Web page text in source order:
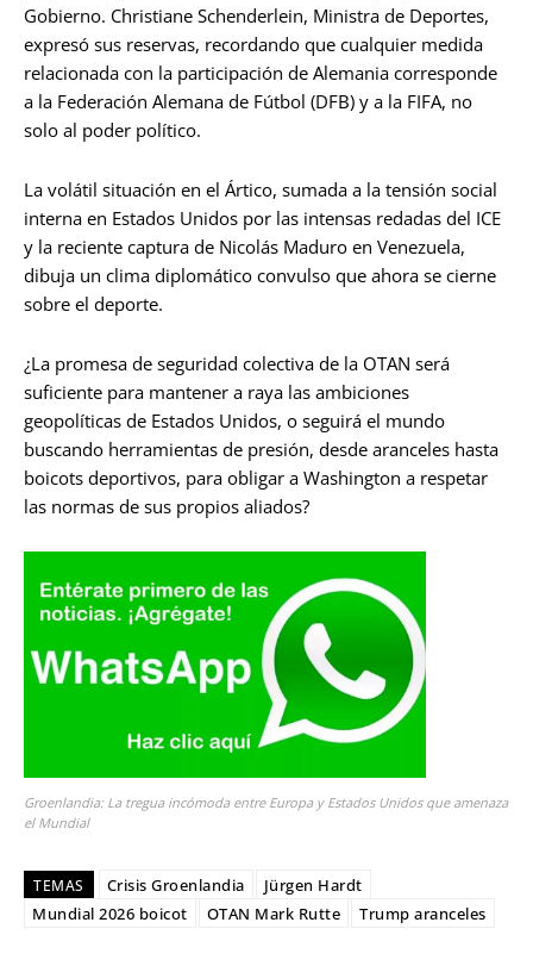
Gobierno. Christiane Schenderlein, Ministra de Deportes,
expresó sus reservas, recordando que cualquier medida
relacionada con la participación de Alemania corresponde
a la Federación Alemana de Fútbol (DFB) y a la FIFA, no
solo al poder político.
La volátil situación en el Ártico, sumada a la tensión social
interna en Estados Unidos por las intensas redadas del ICE
y la reciente captura de Nicolás Maduro en Venezuela,
dibuja un clima diplomático convulso que ahora se cierne
sobre el deporte.
¿La promesa de seguridad colectiva de la OTAN será
suficiente para mantener a raya las ambiciones
geopolíticas de Estados Unidos, o seguirá el mundo
buscando herramientas de presión, desde aranceles hasta
boicots deportivos, para obligar a Washington a respetar
las normas de sus propios aliados?
Groenlandia: La tregua incómoda entre Europa y Estados Unidos que amenaza
el Mundial
TEMAS Crisis Groenlandia
Jürgen Hardt
Mundial 2026 boicot
OTAN Mark Rutte Trump aranceles